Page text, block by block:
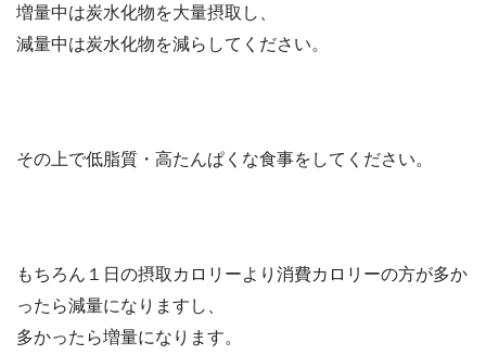
増量中は炭水化物を大量摂取し、
減量中は炭水化物を減らしてください。
その上で低脂質・高たんぱくな食事をしてください。
もちろん１日の摂取カロリーより消費カロリーの方が多か
ったら減量になりますし、
多かったら増量になります。